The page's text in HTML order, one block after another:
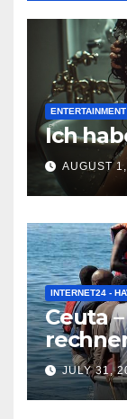
Ich
AUGUST
INTERNET24 -
Ceuta
JULY 31,